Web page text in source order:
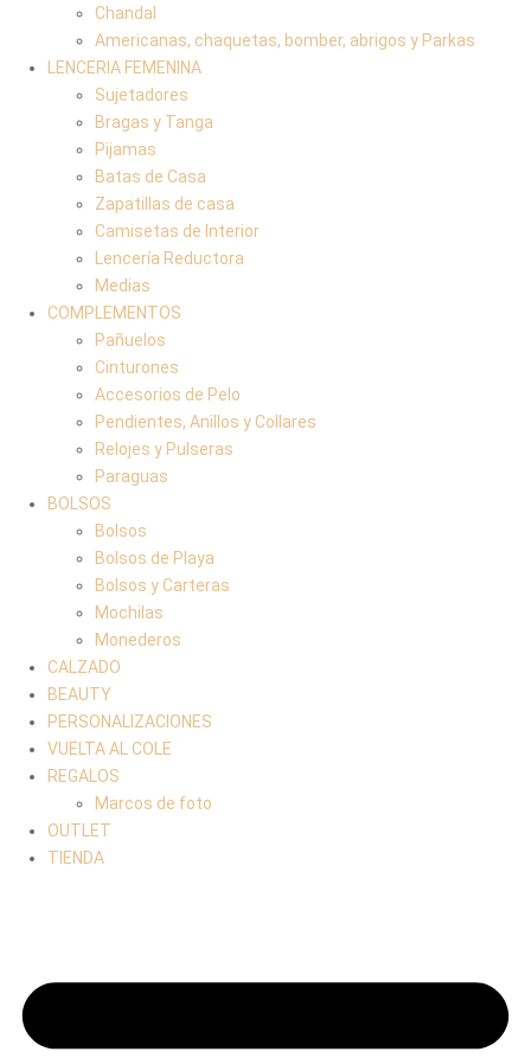
Chandal
Americanas, chaquetas, bomber, abrigos y Parkas
LENCERIA FEMENINA
Sujetadores
Bragas y Tanga
Pijamas
Batas de Casa
Zapatillas de casa
Camisetas de Interior
Lencería Reductora
Medias
COMPLEMENTOS
Pañuelos
Cinturones
Accesorios de Pelo
Pendientes, Anillos y Collares
Relojes y Pulseras
Paraguas
BOLSOS
Bolsos
Bolsos de Playa
Bolsos y Carteras
Mochilas
Monederos
CALZADO
BEAUTY
PERSONALIZACIONES
VUELTA AL COLE
REGALOS
Marcos de foto
OUTLET
TIENDA